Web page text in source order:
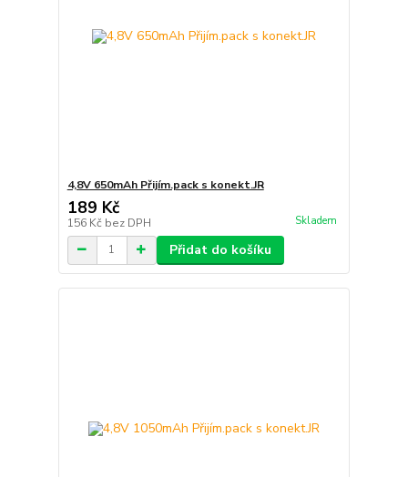
4,8V 650mAh Přijím.pack s konekt.JR
189 Kč
156 Kč bez DPH Skladem
Přidat do košíku